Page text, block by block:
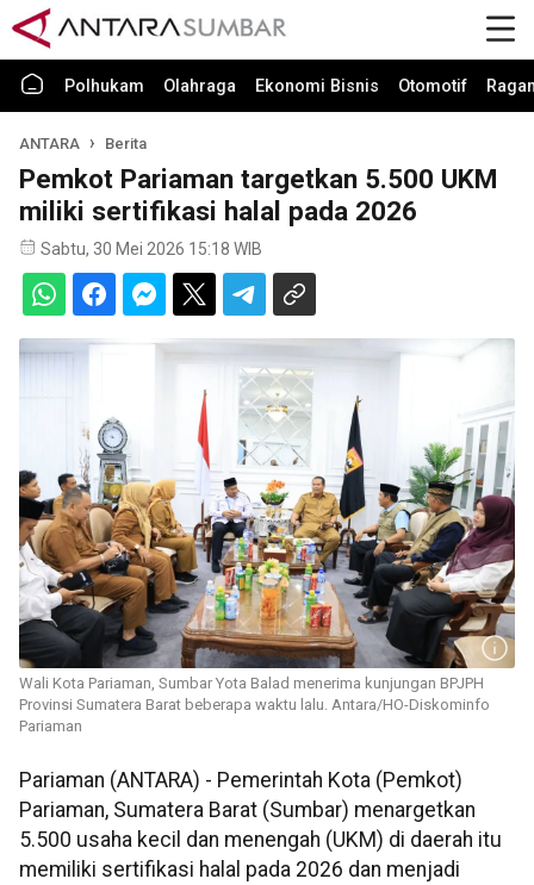
Polhukam Olahraga Ekonomi Bisnis Otomotif
ANTARA Berita
Pemkot Pariaman targetkan 5.500 UKM
miliki sertifikasi halal pada 2026
Sabtu, 30 Mei 2026 15:18 WIB
Wali Kota Pariaman, Sumbar Yota Balad menerima kunjungan BPJPH
Provinsi Sumatera Barat beberapa waktu lalu. Antara/HO-Diskominfo
Pariaman
Pariaman (ANTARA) - Pemerintah Kota (Pemkot)
Pariaman, Sumatera Barat (Sumbar) menargetkan
5.500 usaha kecil dan menengah (UKM) di daerah itu
memiliki sertifikasi halal pada 2026 dan menjadi